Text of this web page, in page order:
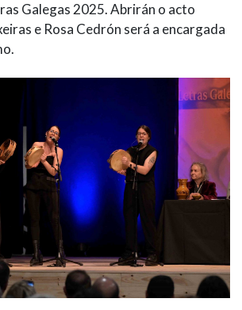
Galegas 2025. Abrirán o acto
e Rosa Cedrón será a encargada